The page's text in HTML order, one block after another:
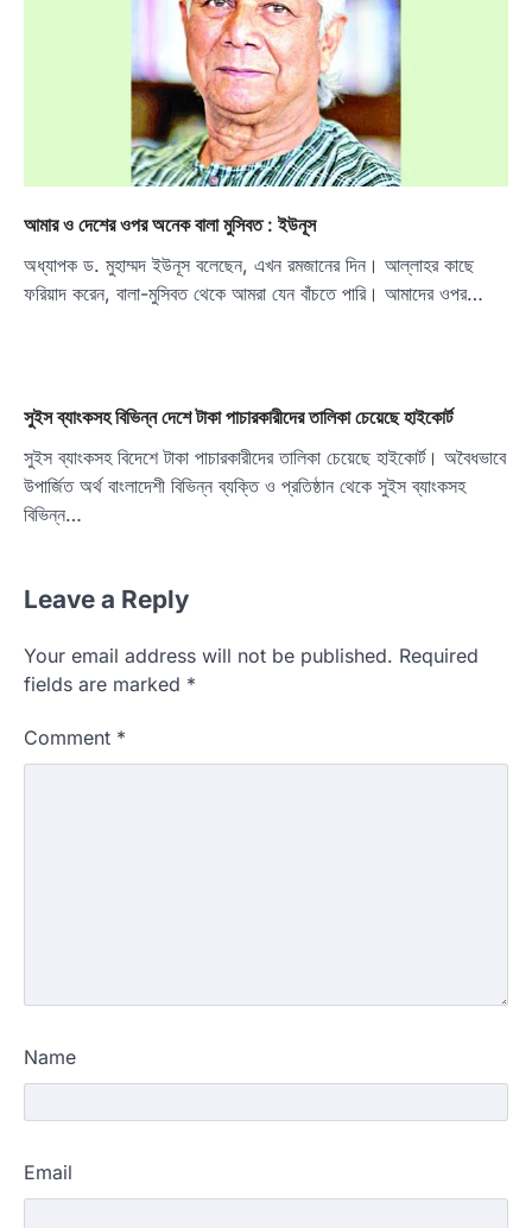
আমার ও দেশের ওপর অনেক বালা মুসিবত : ইউনূস
অধ্যাপক ড. মুহাম্মদ ইউনূস বলেছেন, এখন রমজানের দিন। আল্লাহর কাছে
ফরিয়াদ করেন, বালা-মুসিবত থেকে আমরা যেন বাঁচতে পারি। আমাদের ওপর…
সুইস ব্যাংকসহ বিভিন্ন দেশে টাকা পাচারকারীদের তালিকা চেয়েছে হাইকোর্ট
সুইস ব্যাংকসহ বিদেশে টাকা পাচারকারীদের তালিকা চেয়েছে হাইকোর্ট। অবৈধভাবে
উপার্জিত অর্থ বাংলাদেশী বিভিন্ন ব্যক্তি ও প্রতিষ্ঠান থেকে সুইস ব্যাংকসহ
বিভিন্ন…
Leave a Reply
Your email address will not be published. Required
fields are marked *
Comment *
Name
Email